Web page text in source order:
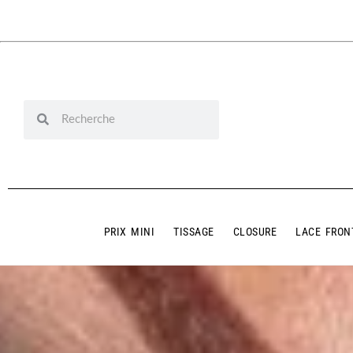
PRIX MINI TISSAGE CLOSURE LACE